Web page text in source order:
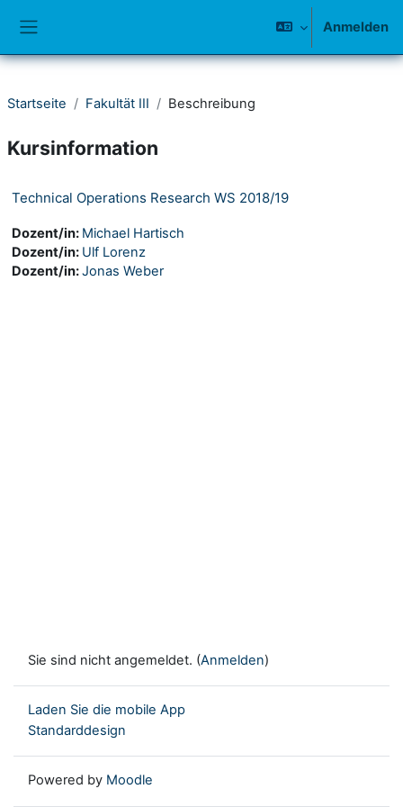
Anmelden
Startseite Fakultät III Beschreibung
Kursinformation
Technical Operations Research WS 2018/19
Dozent/in: Michael Hartisch
Dozent/in: Ulf Lorenz
Dozent/in:Jonas Weber
Sie sind nicht angemeldet. (Anmelden)
Laden Sie die mobile App
Standarddesign
Powered by Moodle